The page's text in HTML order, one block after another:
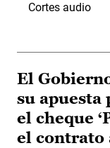
Cortes audio
El
su apuesta
el cheque
el contrato